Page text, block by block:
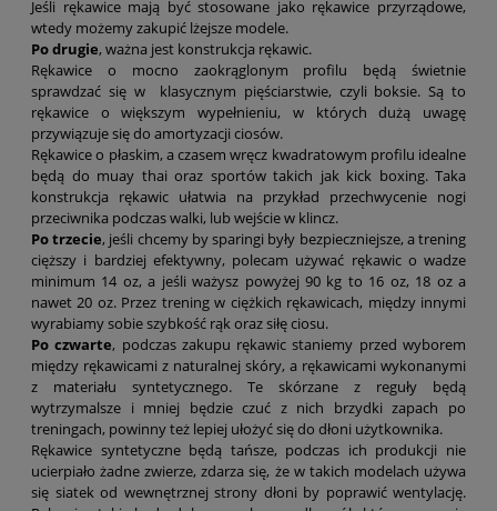
Jeśli rękawice mają być stosowane jako rękawice przyrządowe,
wtedy możemy zakupić lżejsze modele.
Po drugie, ważna jest konstrukcja rękawic.
Rękawice o mocno zaokrąglonym profilu będą świetnie
sprawdzać się w klasycznym pięściarstwie, czyli boksie. Są to
rękawice o większym wypełnieniu, w których dużą uwagę
przywiązuje się do amortyzacji ciosów.
Rękawice o płaskim, a czasem wręcz kwadratowym profilu idealne
będą do muay thai oraz sportów takich jak kick boxing. Taka
konstrukcja rękawic ułatwia na przykład przechwycenie nogi
przeciwnika podczas walki, lub wejście w klincz.
Po trzecie, jeśli chcemy by sparingi były bezpieczniejsze, a trening
cięższy i bardziej efektywny, polecam używać rękawic o wadze
minimum 14 oz, a jeśli ważysz powyżej 90 kg to 16 oz, 18 oz a
nawet 20 oz. Przez trening w ciężkich rękawicach, między innymi
wyrabiamy sobie szybkość rąk oraz siłę ciosu.
Po czwarte, podczas zakupu rękawic staniemy przed wyborem
między rękawicami z naturalnej skóry, a rękawicami wykonanymi
z materiału syntetycznego. Te skórzane z reguły będą
wytrzymalsze i mniej będzie czuć z nich brzydki zapach po
treningach, powinny też lepiej ułożyć się do dłoni użytkownika.
Rękawice syntetyczne będą tańsze, podczas ich produkcji nie
ucierpiało żadne zwierze, zdarza się, że w takich modelach używa
się siatek od wewnętrznej strony dłoni by poprawić wentylację.